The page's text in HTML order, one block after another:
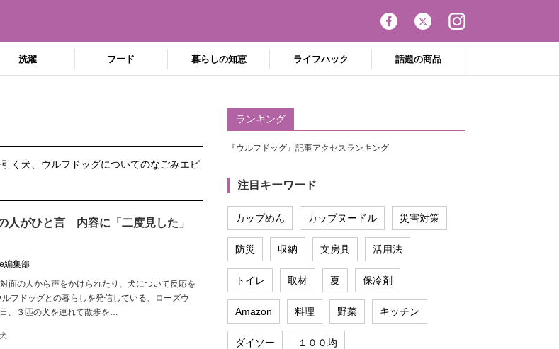
洗濯 フード 暮らしの知恵 ライフハック 話題の商品
く犬、ウルフドッグについてのなごみエピ
人がひと言 内容に「二度見した」
編集部
面の人から声をかけられたり、犬について反応を
フドッグとの暮らしを発信している、ローズウ
、３匹の犬を連れて散歩を…
犬
ランキング
『ウルフドッグ』記事アクセスランキング
注目キーワード
カップめん カップヌードル 災害対策
防災 収納 文房具 活用法
トイレ 取材 夏 保冷剤
Amazon 料理 野菜 キッチン
ダイソー １００均